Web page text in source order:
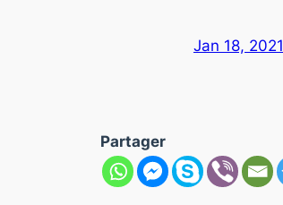
Jan 18, 2021
Partager